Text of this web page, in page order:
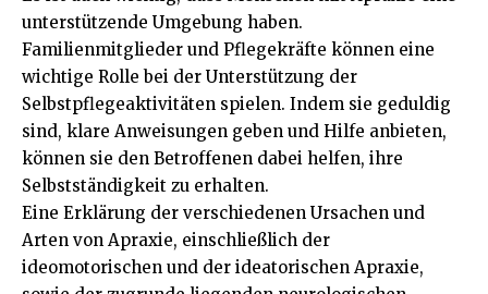
unterstützende Umgebung haben.
Familienmitglieder und Pflegekräfte können eine
wichtige Rolle bei der Unterstützung der
Selbstpflegeaktivitäten spielen. Indem sie geduldig
sind, klare Anweisungen geben und Hilfe anbieten,
können sie den Betroffenen dabei helfen, ihre
Selbstständigkeit zu erhalten.
Eine Erklärung der verschiedenen Ursachen und
Arten von Apraxie, einschließlich der
ideomotorischen und der ideatorischen Apraxie,